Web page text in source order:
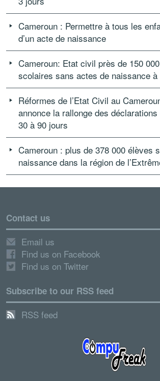
Cameroun : Permettre à tous les
d’un acte de naissance
Cameroun: Etat civil près de 150
scolaires sans actes de naissance à
Réformes de l’Etat Civil au
annonce la rallonge des
30 à 90 jours
Cameroun : plus de 378 000 élèves
naissance dans la région de
Contact us
Email us
Find us on Facebook
Find us on Twitter
Subscribe to our RSS feed
RSS feed